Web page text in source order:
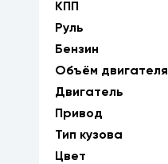
КПП
Руль
Бензин
Объём двигателя
Двигатель
Привод
Тип кузова
Цвет